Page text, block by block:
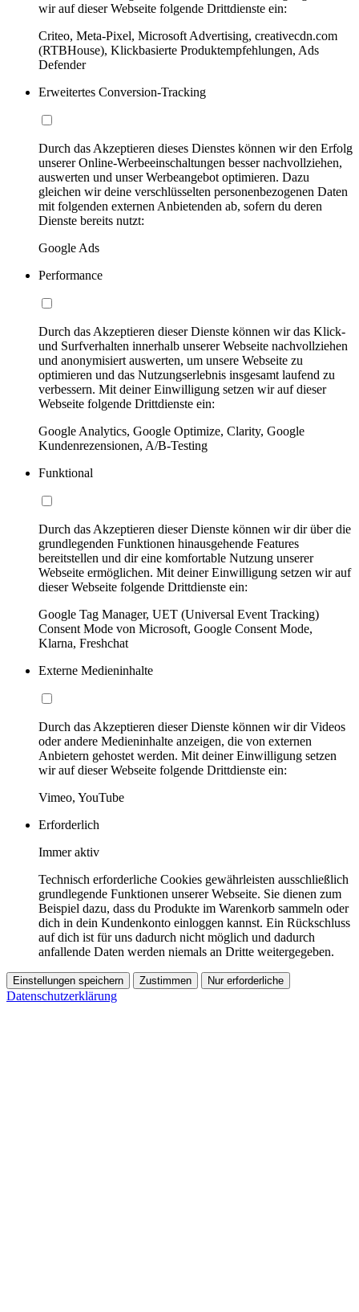
wir auf dieser Webseite folgende Drittdienste ein:
Criteo, Meta-Pixel, Microsoft Advertising, creativecdn.com
(RTBHouse), Klickbasierte Produktempfehlungen, Ads
Defender
Erweitertes Conversion-Tracking
Durch das Akzeptieren dieses Dienstes können wir den Erfolg
unserer Online-Werbeeinschaltungen besser nachvollziehen,
auswerten und unser Werbeangebot optimieren. Dazu
gleichen wir deine verschlüsselten personenbezogenen Daten
mit folgenden externen Anbietenden ab, sofern du deren
Dienste bereits nutzt:
Google Ads
Performance
Durch das Akzeptieren dieser Dienste können wir das Klick-
und Surfverhalten innerhalb unserer Webseite nachvollziehen
und anonymisiert auswerten, um unsere Webseite zu
optimieren und das Nutzungserlebnis insgesamt laufend zu
verbessern. Mit deiner Einwilligung setzen wir auf dieser
Webseite folgende Drittdienste ein:
Google Analytics, Google Optimize, Clarity, Google
Kundenrezensionen, A/B-Testing
Funktional
Durch das Akzeptieren dieser Dienste können wir dir über die
grundlegenden Funktionen hinausgehende Features
bereitstellen und dir eine komfortable Nutzung unserer
Webseite ermöglichen. Mit deiner Einwilligung setzen wir auf
dieser Webseite folgende Drittdienste ein:
Google Tag Manager, UET (Universal Event Tracking)
Consent Mode von Microsoft, Google Consent Mode,
Klarna, Freshchat
Externe Medieninhalte
Durch das Akzeptieren dieser Dienste können wir dir Videos
oder andere Medieninhalte anzeigen, die von externen
Anbietern gehostet werden. Mit deiner Einwilligung setzen
wir auf dieser Webseite folgende Drittdienste ein:
Vimeo, YouTube
Erforderlich
Immer aktiv
Technisch erforderliche Cookies gewährleisten ausschließlich
grundlegende Funktionen unserer Webseite. Sie dienen zum
Beispiel dazu, dass du Produkte im Warenkorb sammeln oder
dich in dein Kundenkonto einloggen kannst. Ein Rückschluss
auf dich ist für uns dadurch nicht möglich und dadurch
anfallende Daten werden niemals an Dritte weitergegeben.
Einstellungen speichern Zustimmen Nur erforderliche
Datenschutzerklärung